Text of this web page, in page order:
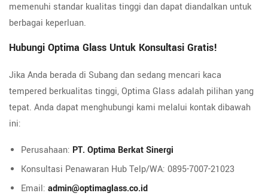
memenuhi standar kualitas tinggi dan dapat diandalkan untuk
berbagai keperluan.
Hubungi Optima Glass Untuk Konsultasi Gratis!
Jika Anda berada di Subang dan sedang mencari kaca
tempered berkualitas tinggi, Optima Glass adalah pilihan yang
tepat. Anda dapat menghubungi kami melalui kontak dibawah
ini:
Perusahaan: PT. Optima Berkat Sinergi
Konsultasi Penawaran Hub Telp/WA: 0895-7007-21023
Email: admin@optimaglass.co.id